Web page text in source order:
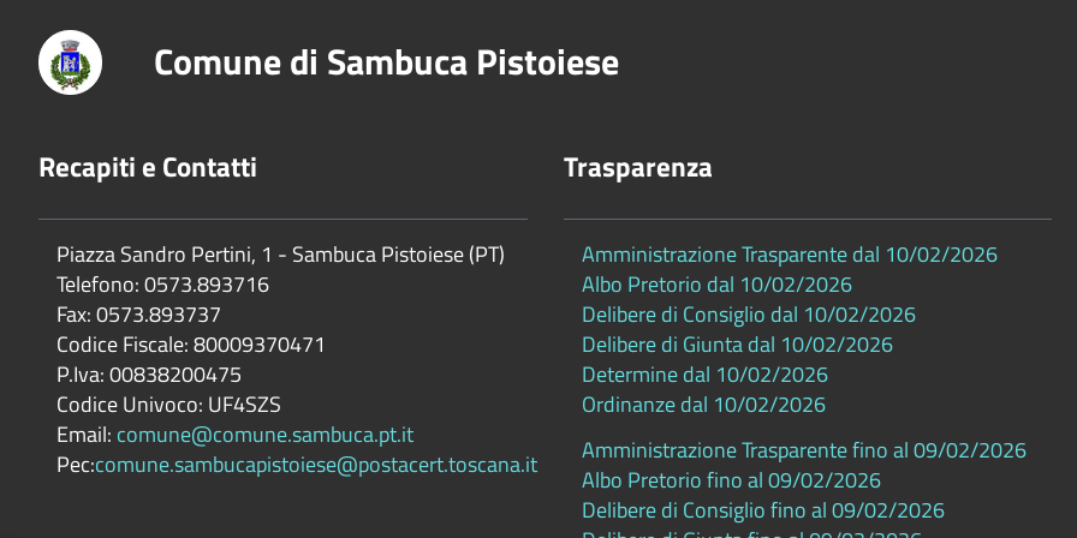
Comune di Sambuca Pistoiese
Recapiti e Contatti
Piazza Sandro Pertini, 1 - Sambuca Pistoiese (PT)
Telefono: 0573.893716
Fax: 0573.893737
Codice Fiscale: 80009370471
P.Iva: 00838200475
Codice Univoco: UF4SZS
Email: comune@comune.sambuca.pt.it
Pec:comune.sambucapistoiese@postacert.toscana.it
Trasparenza
Amministrazione Trasparente dal 10/02/2026
Albo Pretorio dal 10/02/2026
Delibere di Consiglio dal 10/02/2026
Delibere di Giunta dal 10/02/2026
Determine dal 10/02/2026
Ordinanze dal 10/02/2026
Amministrazione Trasparente fino al 09/02/2026
Albo Pretorio fino al 09/02/2026
Delibere di Consiglio fino al 09/02/2026